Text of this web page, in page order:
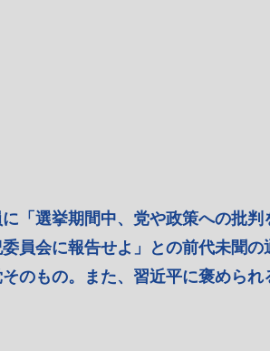
「選挙期間中、党や政策への批判
員会に報告せよ」との前代未聞
のもの。また、習近平に褒めら